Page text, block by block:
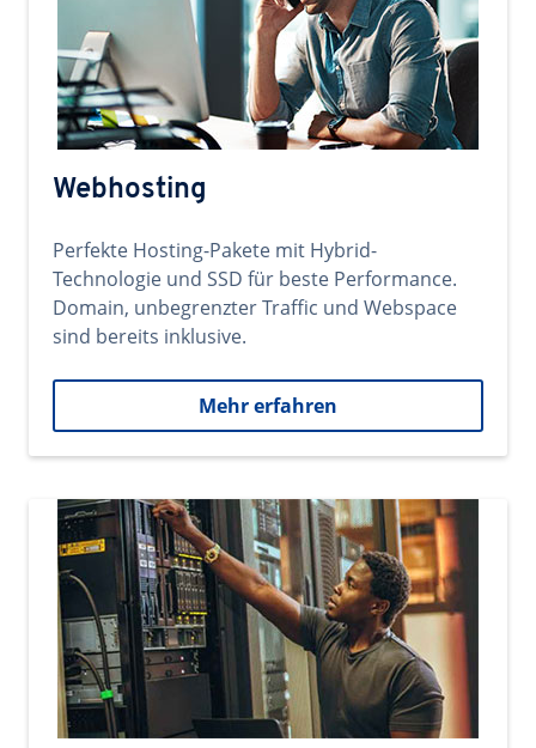
Webhosting
Perfekte Hosting-Pakete mit Hybrid-
Technologie und SSD für beste Performance.
Domain, unbegrenzter Traffic und Webspace
sind bereits inklusive.
Mehr erfahren